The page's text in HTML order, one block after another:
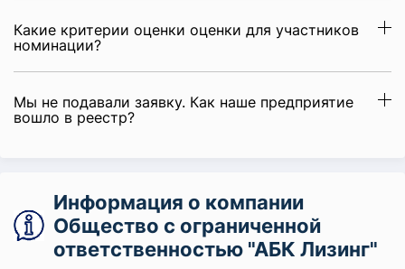
Какие критерии оценки оценки для участников
номинации?
Мы не подавали заявку. Как наше предприятие
вошло в реестр?
Информация о компании
Общество с ограниченной
ответственностью "АБК Лизинг"